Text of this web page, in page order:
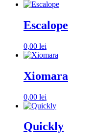
Escalope
0,00 lei
Xiomara
0,00 lei
Quickly